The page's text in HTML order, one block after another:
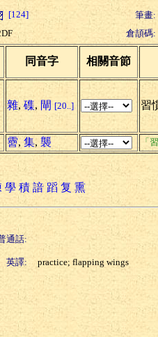
[124]
筆畫:
倉頡碼:
同音字 相關音節
雜, 磼, 閘 [20..] 習
霫, 集, 襲
「
學 積 諳 蹈 复 熏
通話:
英譯: practice; flapping wings